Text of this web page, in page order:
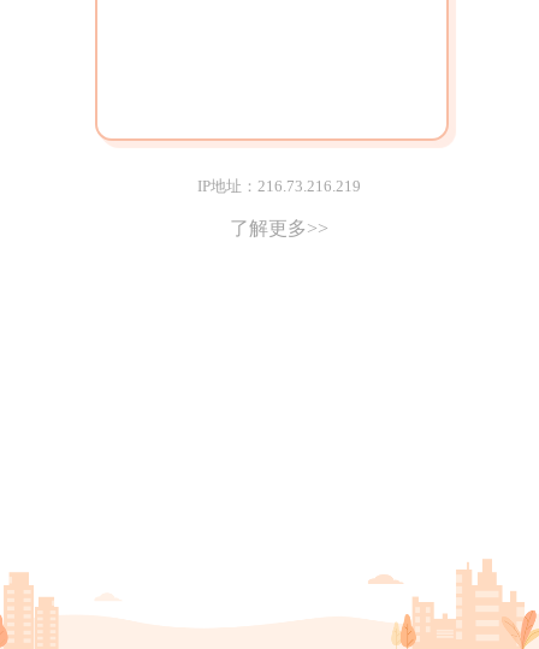
IP地址：216.73.216.219
了解更多>>